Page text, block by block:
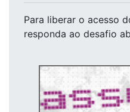
Para liberar o acesso
responda ao desafio